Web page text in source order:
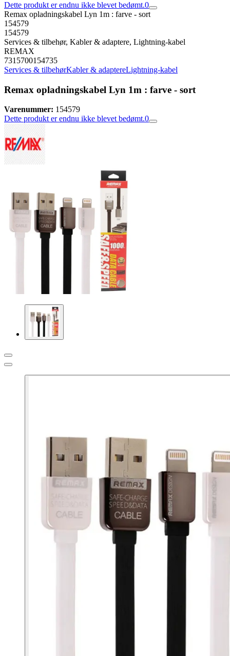
Dette produkt er endnu ikke blevet bedømt.0
Remax opladningskabel Lyn 1m : farve - sort
154579
154579
Services & tilbehør, Kabler & adaptere, Lightning-kabel
REMAX
7315700154735
Services & tilbehørKabler & adaptereLightning-kabel
Remax opladningskabel Lyn 1m : farve - sort
Varenummer: 154579
Dette produkt er endnu ikke blevet bedømt.0